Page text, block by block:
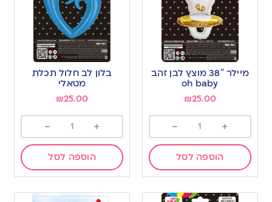
מיילר 38″ מוצץ לבן זהב
oh baby
₪25.00
+
-
הוספה לסל
בלון לב חלול תכלת
מטאלי
₪25.00
+
-
הוספה לסל